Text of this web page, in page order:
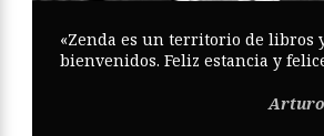
«Zenda es un territorio de libros
bienvenidos. Feliz estancia y
Arturo